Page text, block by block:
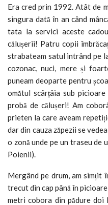
Era cred prin 1992. Atât de
singura dată în an când
tata la servici aceste
călușerii! Patru copii
strabateam satul intrând pe
cozonac, nuci, mere și
puneam deoparte pentru
omătul scârțâia sub
probă de călușeri! Am
prieten la care aveam
dar din cauza zăpezii se
o zonă unde pe un traseu de
Poienii).
Mergând pe drum, am simțit
trecut din cap până în
metri cobora din pădure doi